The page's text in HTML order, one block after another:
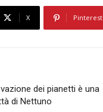
X Pinterest
dei pianetti è una
di Nettuno